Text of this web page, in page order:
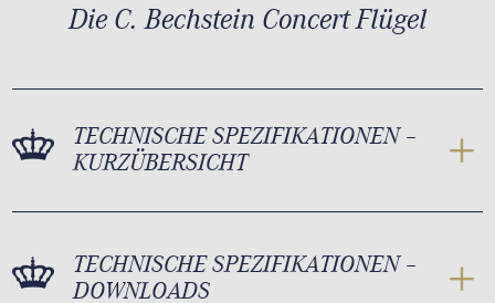
Die C. Bechstein Concert Flügel
TECHNISCHE SPEZIFIKATIONEN –
KURZÜBERSICHT
TECHNISCHE SPEZIFIKATIONEN –
DOWNLOADS